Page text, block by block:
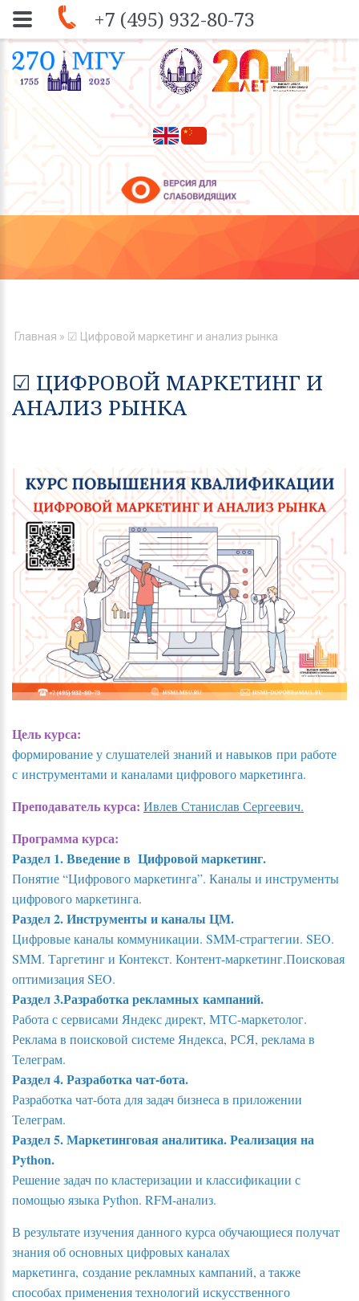
Skip to navigation
Перейти к основному содержанию
ВЫ ЗДЕСЬ
Главная » ☑ Цифровой маркетинг и анализ рынка
☑ ЦИФРОВОЙ МАРКЕТИНГ И
АНАЛИЗ РЫНКА
Цель курса:
формирование у слушателей знаний и навыков при работе
с инструментами и каналами цифрового маркетинга.
Преподаватель курса: Ивлев Станислав Сергеевич.
Программа курса:
Раздел 1. Введение в Цифровой маркетинг.
Понятие “Цифрового маркетинга”. Каналы и инструменты
цифрового маркетинга.
Раздел 2. Инструменты и каналы ЦМ.
Цифровые каналы коммуникации. SMM-страгтегии. SEO.
SMM. Таргетинг и Контекст. Контент-маркетинг.Поисковая
оптимизация SEO.
Раздел 3.Разработка рекламных кампаний.
Работа с сервисами Яндекс директ, МТС-маркетолог.
Реклама в поисковой системе Яндекса, РСЯ, реклама в
Телеграм.
Раздел 4. Разработка чат-бота.
Разработка чат-бота для задач бизнеса в приложении
Телеграм.
Раздел 5. Маркетинговая аналитика. Реализация на
Python.
Решение задач по кластеризации и классификации с
помощью языка Python. RFM-анализ.
В результате изучения данного курса обучающиеся получат
знания об основных цифровых каналах
маркетинга, создание рекламных кампаний, а также
способах применения технологий искусственного
+7 (495) 932-80-73